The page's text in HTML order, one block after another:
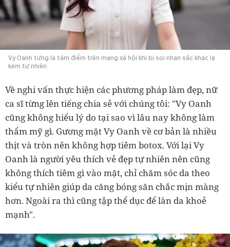
Vy Oanh từng là tâm điểm trên mạng xã hội khi bị soi nhan sắc khác lạ
kém tự nhiên
Về nghi vấn thực hiện các phương pháp làm đẹp, nữ
ca sĩ từng lên tiếng chia sẻ với chúng tôi: "Vy Oanh
cũng không hiểu lý do tại sao vì lâu nay không làm
thẩm mỹ gì. Gương mặt Vy Oanh về cơ bản là nhiều
thịt và tròn nên không hợp tiêm botox. Với lại Vy
Oanh là người yêu thích vẻ đẹp tự nhiên nên cũng
không thích tiêm gì vào mặt, chỉ chăm sóc da theo
kiểu tự nhiên giúp da căng bóng săn chắc mịn màng
hơn. Ngoài ra thì cũng tập thể dục để làn da khoẻ
mạnh".